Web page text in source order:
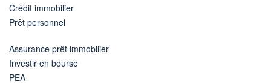
Crédit immobilier
Prêt personnel
Assurance prêt immobilier
Investir en bourse
PEA